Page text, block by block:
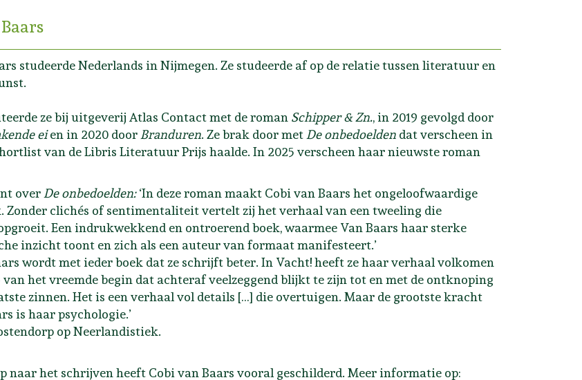
studeerde Nederlands in Nijmegen. Ze studeerde af op de relatie tussen literatuur en
ze bij uitgeverij Atlas Contact met de roman Schipper & Zn., in 2019 gevolgd door
eien in 2020 door Branduren. Ze brak door met De onbedoelden dat verscheen in
van de Libris Literatuur Prijs haalde. In 2025 verscheen haar nieuwste roman
over De onbedoelden:‘In deze roman maakt Cobi van Baars het ongeloofwaardige
Zonder clichés of sentimentaliteit vertelt zij het verhaal van een tweeling die
Een indrukwekkend en ontroerend boek, waarmee Van Baars haar sterke
inzicht toont en zich als een auteur van formaat manifesteert.’
wordt met ieder boek dat ze schrijft beter. In Vacht! heeft ze haar verhaal volkomen
van het vreemde begin dat achteraf veelzeggend blijkt te zijn tot en met de ontknoping
zinnen. Het is een verhaal vol details […] die overtuigen. Maar de grootste kracht
is haar psychologie.’
op Neerlandistiek.
naar het schrijven heeft Cobi van Baars vooral geschilderd. Meer informatie op: